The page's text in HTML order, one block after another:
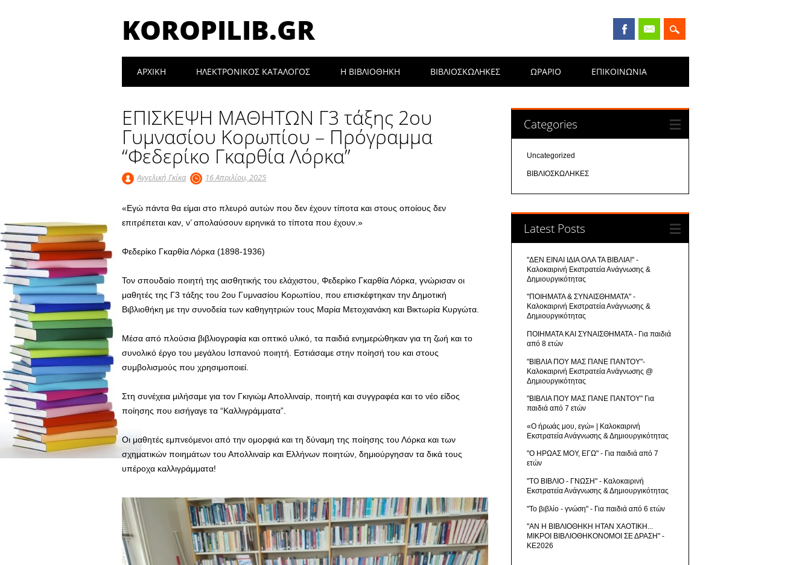
KOROPILIB.GR
Main menu
ΑΡΧΙΚΉ ΗΛΕΚΤΡΟΝΙΚΟΣ ΚΑΤΑΛΟΓΟΣ Η ΒΙΒΛΙΟΘΉΚΗ ΒΙΒΛΙΟΣΚΩΛΗΚΕΣ ΩΡΑΡΙΟ ΕΠΙΚΟΙΝΩΝΊΑ
ΕΠΙΣΚΕΨΗ ΜΑΘΗΤΩΝ Γ3 τάξης 2ου
Γυμνασίου Κορωπίου – Πρόγραμμα
“Φεδερίκο Γκαρθία Λόρκα”
Αγγελική Γκίκα 16 Απριλίου, 2025
«Εγώ πάντα θα είμαι στο πλευρό αυτών που δεν έχουν τίποτα και στους οποίους δεν
επιτρέπεται καν, ν’ απολαύσουν ειρηνικά το τίποτα που έχουν.»
Φεδερίκο Γκαρθία Λόρκα(1898-1936)
Τον σπουδαίο ποιητή της αισθητικής του ελάχιστου, Φεδερίκο Γκαρθία Λόρκα, γνώρισαν οι
μαθητές της Γ3 τάξης του 2ου Γυμνασίου Κορωπίου, που επισκέφτηκαν την Δημοτική
Βιβλιοθήκη με την συνοδεία των καθηγητριών τους Μαρία Μετοχιανάκη και Βικτωρία Κυργώτα.
Μέσα από πλούσια βιβλιογραφία και οπτικό υλικό, τα παιδιά ενημερώθηκαν για τη ζωή και το
συνολικό έργο του μεγάλου Ισπανού ποιητή. Εστιάσαμε στην ποίησή του και στους
συμβολισμούς που χρησιμοποιεί.
Στη συνέχεια μιλήσαμε για τον Γκιγιώμ Απολλιναίρ, ποιητή και συγγραφέα και το νέο είδος
ποίησης που εισήγαγε τα “Καλλιγράμματα”.
Οι μαθητές εμπνεόμενοι από την ομορφιά και τη δύναμη της ποίησης του Λόρκα και των
σχηματικών ποιημάτων του Απολλιναίρ και Ελλήνων ποιητών, δημιούργησαν τα δικά τους
υπέροχα καλλιγράμματα!
Categories
Uncategorized
ΒΙΒΛΙΟΣΚΩΛΗΚΕΣ
Latest Posts
"ΔΕΝ ΕΙΝΑΙ ΙΔΙΑ ΟΛΑ ΤΑ ΒΙΒΛΙΑ!" -
Καλοκαιρινή Εκστρατεία Ανάγνωσης &
Δημιουργικότητας
"ΠΟΙΗΜΑΤΑ & ΣΥΝΑΙΣΘΗΜΑΤΑ" -
Καλοκαιρινή Εκστρατεία Ανάγνωσης &
Δημιουργικότητας
ΠΟΙΗΜΑΤΑ ΚΑΙ ΣΥΝΑΙΣΘΗΜΑΤΑ - Για παιδιά
από 8 ετών
"ΒΙΒΛΙΑ ΠΟΥ ΜΑΣ ΠΑΝΕ ΠΑΝΤΟΥ"-
Καλοκαιρινή Εκστρατεία Ανάγνωσης @
Δημιουργικότητας
"ΒΙΒΛΙΑ ΠΟΥ ΜΑΣ ΠΑΝΕ ΠΑΝΤΟΥ" Για
παιδιά από 7 ετών
«Ο ήρωάς μου, εγώ» | Καλοκαιρινή
Εκστρατεία Ανάγνωσης & Δημιουργικότητας
"Ο ΗΡΩΑΣ ΜΟΥ, ΕΓΩ" - Για παιδιά από 7
ετών
"ΤΟ ΒΙΒΛΙΟ - ΓΝΩΣΗ" - Καλοκαιρινή
Εκστρατεία Ανάγνωσης & Δημιουργικότητας
"Το βιβλίο - γνώση" - Για παιδιά από 6 ετών
"ΑΝ Η ΒΙΒΛΙΟΘΗΚΗ ΗΤΑΝ ΧΑΟΤΙΚΗ...
ΜΙΚΡΟΙ ΒΙΒΛΙΟΘΗΚΟΝΟΜΟΙ ΣΕ ΔΡΑΣΗ" -
ΚΕ2026